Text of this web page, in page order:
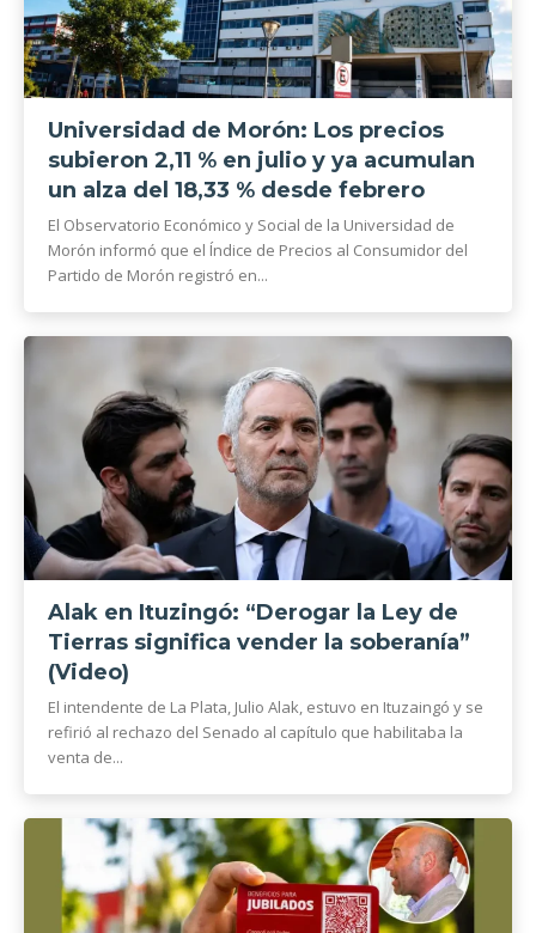
Universidad de Morón: Los precios
subieron 2,11 % en julio y ya acumulan
un alza del 18,33 % desde febrero
El Observatorio Económico y Social de la Universidad de
Morón informó que el Índice de Precios al Consumidor del
Partido de Morón registró en...
Alak en Ituzingó: “Derogar la Ley de
Tierras significa vender la soberanía”
(Video)
El intendente de La Plata, Julio Alak, estuvo en Ituzaingó y se
refirió al rechazo del Senado al capítulo que habilitaba la
venta de...